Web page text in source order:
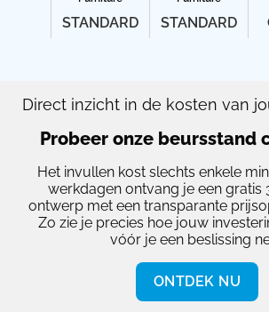
STANDARD STANDARD
Direct inzicht in de kosten van
Probeer onze beursstand
Het invullen kost slechts enkele
werkdagen ontvang je een gratis
ontwerp met een transparante
Zo zie je precies hoe jouw
vóór je een beslissing
ONTDEK NU